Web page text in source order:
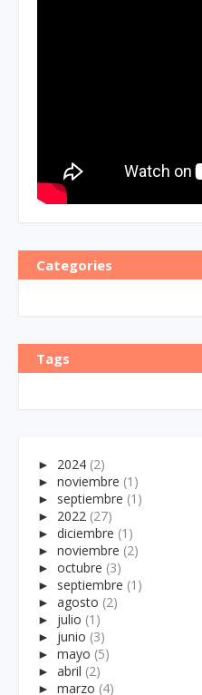
Categories
Tags
► 2024 (2)
► noviembre (1)
► septiembre (1)
► 2022 (27)
► diciembre (1)
► noviembre (2)
► octubre (3)
► septiembre (1)
► agosto (2)
► julio (1)
► junio (3)
► mayo (5)
► abril (2)
► marzo (4)